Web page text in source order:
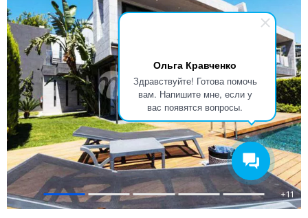
Ольга Кравченко
Здравствуйте! Готова помочь
вам. Напишите мне, если у
вас появятся вопросы.
+11